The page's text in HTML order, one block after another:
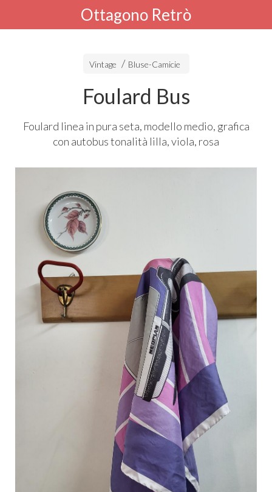
Ottagono Retrò
Vintage Bluse-Camicie
Foulard Bus
Foulard linea in pura seta, modello medio, grafica
con autobus tonalità lilla, viola, rosa